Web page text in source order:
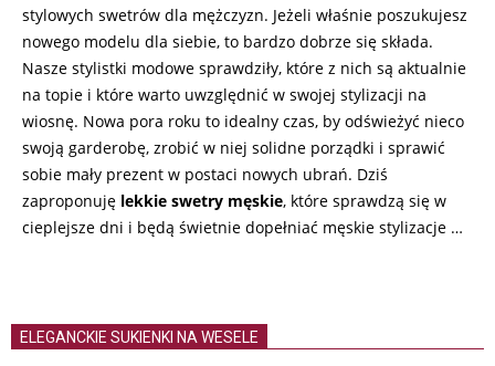
stylowych swetrów dla mężczyzn. Jeżeli właśnie poszukujesz
nowego modelu dla siebie, to bardzo dobrze się składa.
Nasze stylistki modowe sprawdziły, które z nich są aktualnie
na topie i które warto uwzględnić w swojej stylizacji na
wiosnę. Nowa pora roku to idealny czas, by odświeżyć nieco
swoją garderobę, zrobić w niej solidne porządki i sprawić
sobie mały prezent w postaci nowych ubrań. Dziś
zaproponuję lekkie swetry męskie, które sprawdzą się w
cieplejsze dni i będą świetnie dopełniać męskie stylizacje …
ELEGANCKIE SUKIENKI NA WESELE